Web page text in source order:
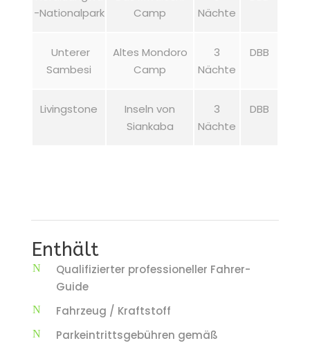
-Nationalpark
Camp
Nächte
Unterer
Sambesi
Altes Mondoro
Camp
3
Nächte
DBB
Livingstone
Inseln von
Siankaba
3
Nächte
DBB
Enthält
Qualifizierter professioneller Fahrer-
Guide
Fahrzeug / Kraftstoff
Parkeintrittsgebühren gemäß